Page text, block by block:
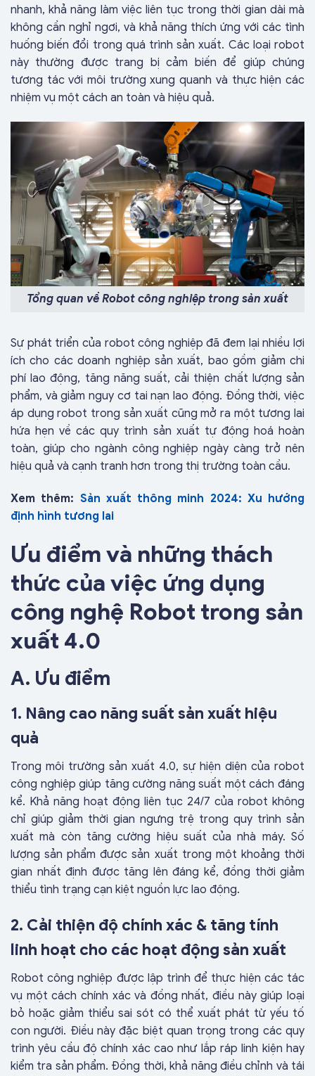
nhanh, khả năng làm việc liên tục trong thời gian dài mà
không cần nghỉ ngơi, và khả năng thích ứng với các tình
huống biến đổi trong quá trình sản xuất. Các loại robot
này thường được trang bị cảm biến để giúp chúng
tương tác với môi trường xung quanh và thực hiện các
nhiệm vụ một cách an toàn và hiệu quả.
Tổng quan về Robot công nghiệp trong sản xuất
Sự phát triển của robot công nghiệp đã đem lại nhiều lợi
ích cho các doanh nghiệp sản xuất, bao gồm giảm chi
phí lao động, tăng năng suất, cải thiện chất lượng sản
phẩm, và giảm nguy cơ tai nạn lao động. Đồng thời, việc
áp dụng robot trong sản xuất cũng mở ra một tương lai
hứa hẹn về các quy trình sản xuất tự động hoá hoàn
toàn, giúp cho ngành công nghiệp ngày càng trở nên
hiệu quả và cạnh tranh hơn trong thị trường toàn cầu.
Xem thêm: Sản xuất thông minh 2024: Xu hướng
định hình tương lai
Ưu điểm và những thách
thức của việc ứng dụng
công nghệ Robot trong sản
xuất 4.0
A. Ưu điểm
1. Nâng cao năng suất sản xuất hiệu
quả
Trong môi trường sản xuất 4.0, sự hiện diện của robot
công nghiệp giúp tăng cường năng suất một cách đáng
kể. Khả năng hoạt động liên tục 24/7 của robot không
chỉ giúp giảm thời gian ngưng trệ trong quy trình sản
xuất mà còn tăng cường hiệu suất của nhà máy. Số
lượng sản phẩm được sản xuất trong một khoảng thời
gian nhất định được tăng lên đáng kể, đồng thời giảm
thiểu tình trạng cạn kiệt nguồn lực lao động.
2. Cải thiện độ chính xác & tăng tính
linh hoạt cho các hoạt động sản xuất
Robot công nghiệp được lập trình để thực hiện các tác
vụ một cách chính xác và đồng nhất, điều này giúp loại
bỏ hoặc giảm thiểu sai sót có thể xuất phát từ yếu tố
con người. Điều này đặc biệt quan trọng trong các quy
trình yêu cầu độ chính xác cao như lắp ráp linh kiện hay
kiểm tra sản phẩm. Đồng thời, khả năng điều chỉnh và tái